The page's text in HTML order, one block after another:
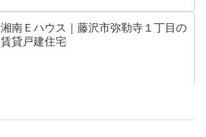
湘南Ｅハウス｜藤沢市弥勒寺１丁目の
賃貸戸建住宅